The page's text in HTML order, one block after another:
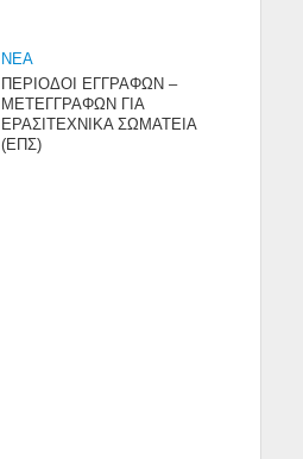
NEA
ΠΕΡΙΟΔΟΙ ΕΓΓΡΑΦΩΝ –
ΜΕΤΕΓΓΡΑΦΩΝ ΓΙΑ
ΕΡΑΣΙΤΕΧΝΙΚΑ ΣΩΜΑΤΕΙΑ
(ΕΠΣ)